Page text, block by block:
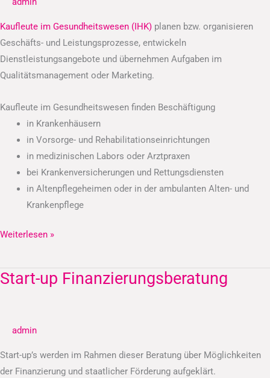
Kaufleute im Gesundheitswesen (IHK) planen bzw. organisieren
Geschäfts- und Leistungsprozesse, entwickeln
Dienstleistungsangebote und übernehmen Aufgaben im
Qualitätsmanagement oder Marketing.
Kaufleute im Gesundheitswesen finden Beschäftigung
in Krankenhäusern
in Vorsorge- und Rehabilitationseinrichtungen
in medizinischen Labors oder Arztpraxen
bei Krankenversicherungen und Rettungsdiensten
in Altenpflegeheimen oder in der ambulanten Alten- und
Krankenpflege
(IHK)
Weiterlesen »
Start-up Finanzierungsberatung
admin
Start-up’s werden im Rahmen dieser Beratung über Möglichkeiten
der Finanzierung und staatlicher Förderung aufgeklärt.
Start-